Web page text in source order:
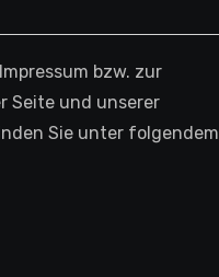
bzw. zur
Seite und unserer
Sie unter folgendem